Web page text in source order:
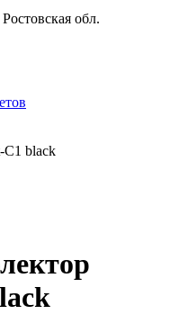
обл.
C1 black